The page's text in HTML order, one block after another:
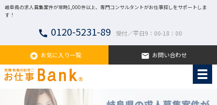
岐阜県の求人募集案件が常時1,000件以上、専門コンサルタントがお仕事探しをサポートしま
す！
call 0120-5231-89 受付／平日9：00-18：00
stars お気に入り一覧 email お問い合わせ